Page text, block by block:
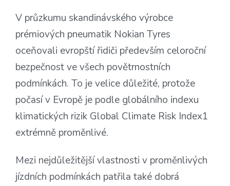
V průzkumu skandinávského výrobce
prémiových pneumatik Nokian Tyres
oceňovali evropští řidiči především celoroční
bezpečnost ve všech povětrnostních
podmínkách. To je velice důležité, protože
počasí v Evropě je podle globálního indexu
klimatických rizik Global Climate Risk Index1
extrémně proměnlivé.
Mezi nejdůležitější vlastnosti v proměnlivých
jízdních podmínkách patřila také dobrá